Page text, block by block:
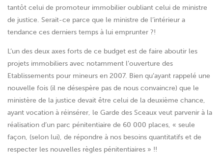
tantôt celui de promoteur immobilier oubliant celui de ministre
de justice. Serait-ce parce que le ministre de l’intérieur a
tendance ces derniers temps à lui emprunter ?!
L’un des deux axes forts de ce budget est de faire aboutir les
projets immobiliers avec notamment l’ouverture des
Etablissements pour mineurs en 2007. Bien qu’ayant rappelé une
nouvelle fois (il ne désespère pas de nous convaincre) que le
ministère de la justice devait être celui de la deuxième chance,
ayant vocation à réinsérer, le Garde des Sceaux veut parvenir à la
réalisation d’un parc pénitentiaire de 60 000 places, « seule
façon, (selon lui), de répondre à nos besoins quantitatifs et de
respecter les nouvelles règles pénitentiaires » !!